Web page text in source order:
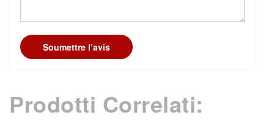
Soumettre l’avis
Prodotti Correlati: